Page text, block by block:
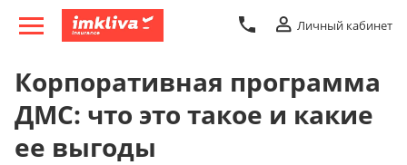
Личный кабинет
Корпоративная программа
ДМС: что это такое и какие
ее выгоды